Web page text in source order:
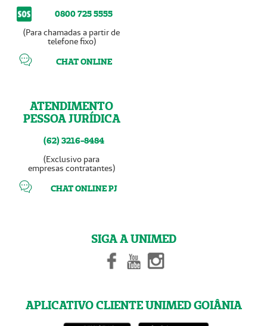
0800 725 5555
(Para chamadas a partir de
telefone fixo)
CHAT ONLINE
ATENDIMENTO
PESSOA JURÍDICA
(62) 3216-8484
(Exclusivo para
empresas contratantes)
CHAT ONLINE PJ
SIGA A UNIMED
APLICATIVO CLIENTE UNIMED GOIÂNIA